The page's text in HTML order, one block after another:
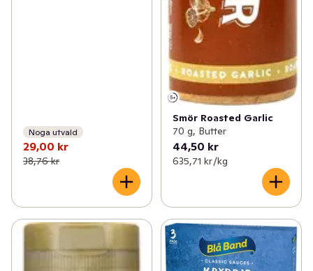
Noga utvald
29,00 kr
38,76 kr
Smör Roasted Garlic
70 g, Butter
44,50 kr
635,71 kr /kg